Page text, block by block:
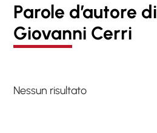
Parole d’autore di
Giovanni Cerri
Nessun risultato